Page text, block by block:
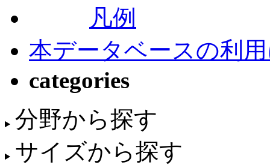
凡例
本データベースの利
categories
分野から探す
サイズから探す